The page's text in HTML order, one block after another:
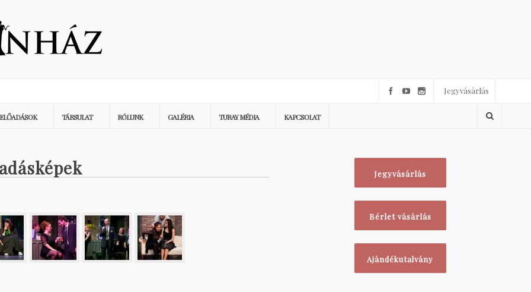
Jegyvásárlás
ELŐADÁSOK TÁRSULAT RÓLUNK GALÉRIA TURAY MÉDIA KAPCSOLAT
Jegyvásárlás
Bérlet vásárlás
Ajándékutalvány